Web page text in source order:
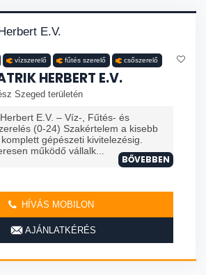
vízszerelő fűtés szerelő csőszerelő
HERBERT E.V.
Szeged területén
E.V. – Víz-, Fűtés- és
(0-24) Szakértelem a kisebb
gépészeti kivitelezésig.
működő vállalk...
BŐVEBBEN
HÍVÁS MOBILON
AJÁNLATKÉRÉS